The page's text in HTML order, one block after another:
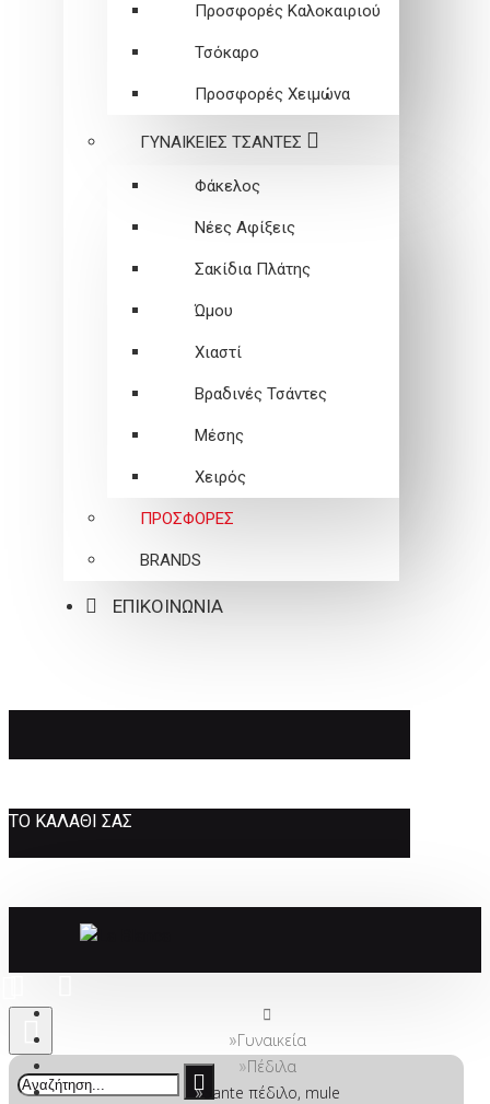
Προσφορές Καλοκαιριού
Τσόκαρο
Προσφορές Χειμώνα
ΓΥΝΑΙΚΕΙEΣ ΤΣΑΝΤΕΣ
Φάκελος
Νέες Αφίξεις
Σακίδια Πλάτης
Ώμου
Χιαστί
Βραδινές Τσάντες
Μέσης
Χειρός
ΠΡΟΣΦΟΡΕΣ
BRANDS
ΕΠΙΚΟΙΝΩΝΙΑ
ΤΟ ΚΑΛΆΘΙ ΣΑΣ
Γυναικεία
Πέδιλα
Sante πέδιλο, mule